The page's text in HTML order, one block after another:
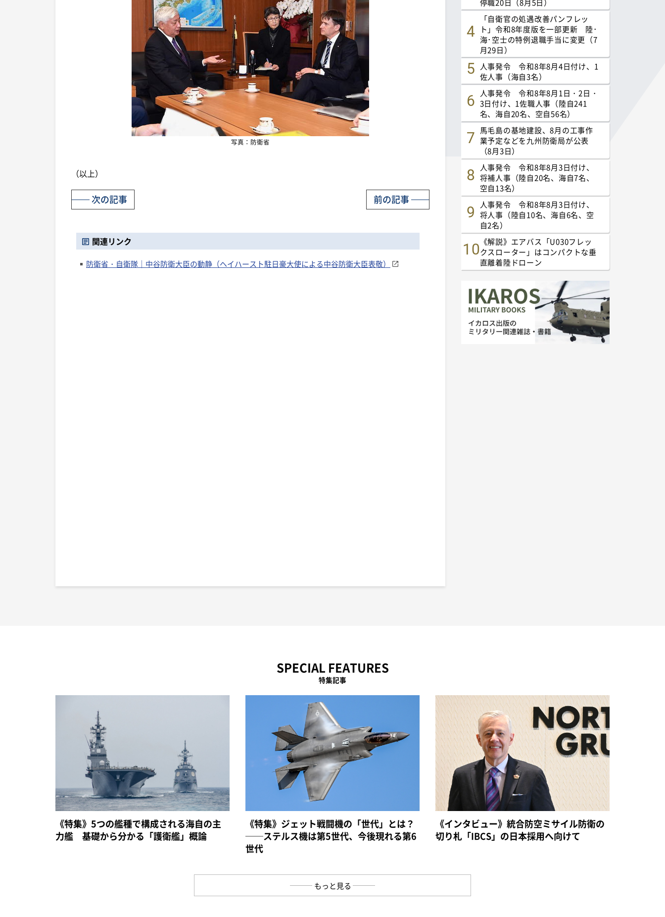
写真：防衛省
（以上）
前の記事
次の記事
関連リンク
防衛省・自衛隊｜中谷防衛大臣の動静（ヘイハースト駐日豪大使による中谷防衛大臣表敬）
停職20日（8月5日）
「自衛官の処遇改善パンフレッ
ト」令和8年度版を一部更新 陸･
海･空士の特例退職手当に変更（7
月29日）
人事発令 令和8年8月4日付け、1
佐人事（海自3名）
人事発令 令和8年8月1日・2日・
3日付け、1佐職人事（陸自241
名、海自20名、空自56名）
馬毛島の基地建設、8月の工事作
業予定などを九州防衛局が公表
（8月3日）
人事発令 令和8年8月3日付け、
将補人事（陸自20名、海自7名、
空自13名）
人事発令 令和8年8月3日付け、
将人事（陸自10名、海自6名、空
自2名）
《解説》エアバス「U030フレッ
クスローター」はコンパクトな垂
直離着陸ドローン
SPECIAL FEATURES
特集記事
《特集》5つの艦種で構成される海自の主
力艦 基礎から分かる「護衛艦」概論
《特集》ジェット戦闘機の「世代」とは？
──ステルス機は第5世代、今後現れる第6
世代
《インタビュー》統合防空ミサイル防衛の
切り札「IBCS」の日本採用へ向けて
もっと見る